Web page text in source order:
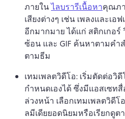
ภายใน ไลบรารีเนื้อหาคุณภ
เสียงต่างๆ เช่น เพลงและเ
อีกมากมาย ได้แก่ สติกเกอ
ซ้อน และ GIF ค้นหาตามคำ
ตามธีม
เทมเพลตวิดีโอ: เริ่มตัดต่อวิดี
กำหนดเองได้ ซึ่งมีแอสเซท
ล่วงหน้า เลือกเทมเพลตวิดี
ลมีเดียยอดนิยมหรือเรียกดู